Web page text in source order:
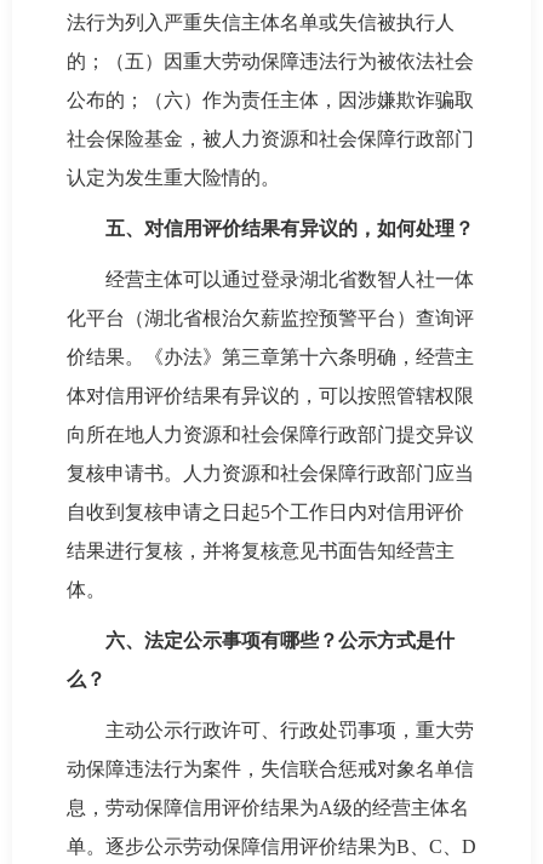
法行为列入严重失信主体名单或失信被执行人
的；（五）因重大劳动保障违法行为被依法社会
公布的；（六）作为责任主体，因涉嫌欺诈骗取
社会保险基金，被人力资源和社会保障行政部门
认定为发生重大险情的。
五、对信用评价结果有异议的，如何处理？
经营主体可以通过登录湖北省数智人社一体
化平台（湖北省根治欠薪监控预警平台）查询评
价结果。《办法》第三章第十六条明确，经营主
体对信用评价结果有异议的，可以按照管辖权限
向所在地人力资源和社会保障行政部门提交异议
复核申请书。人力资源和社会保障行政部门应当
自收到复核申请之日起5个工作日内对信用评价
结果进行复核，并将复核意见书面告知经营主
体。
六、法定公示事项有哪些？公示方式是什
么？
主动公示行政许可、行政处罚事项，重大劳
动保障违法行为案件，失信联合惩戒对象名单信
息，劳动保障信用评价结果为A级的经营主体名
单。逐步公示劳动保障信用评价结果为B、C、D